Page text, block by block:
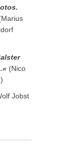
(Nico
Jobst